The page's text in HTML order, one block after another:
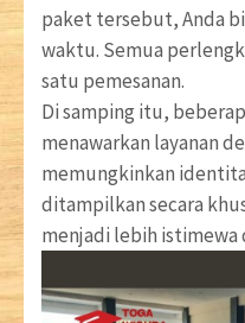
paket tersebut, Anda
waktu. Semua
satu pemesanan.
Di samping itu,
menawarkan layanan
memungkinkan
ditampilkan secara
menjadi lebih istimewa